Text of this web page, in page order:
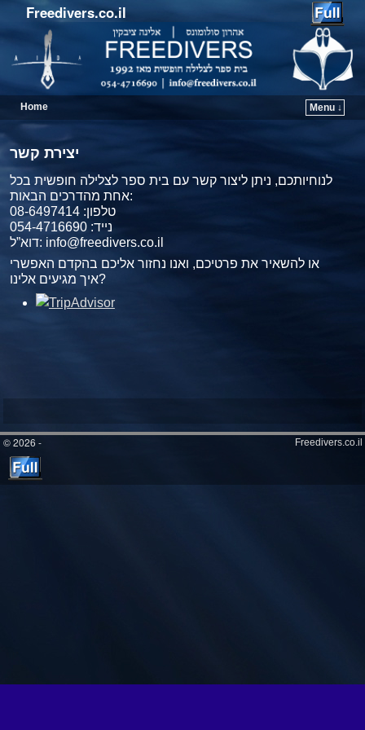
Freedivers.co.il
Home Menu ↓
יצירת קשר
לנוחיותכם, ניתן ליצור קשר עם בית ספר לצלילה חופשית בכל
אחת מהדרכים הבאות:
טלפון: 08-6497414
נייד: 054-4716690
דוא”ל: info@freedivers.co.il
או להשאיר את פרטיכם, ואנו נחזור אליכם בהקדם האפשרי
איך מגיעים אלינו?
© 2026 - Freedivers.co.il